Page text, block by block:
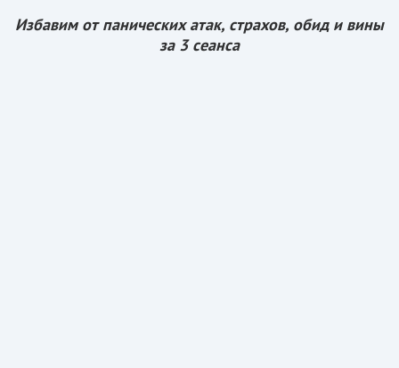
Избавим от панических атак, страхов, обид и вины
за 3 сеанса